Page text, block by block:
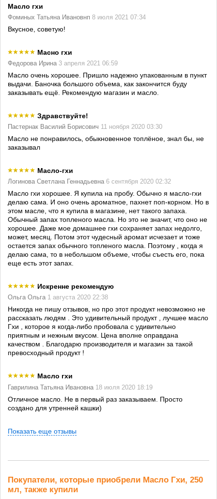
Масло гхи
Фоминых Татьяна Ивановнп 8 июля 2021 07:34
Вкусное, советую!
Масно гхи
Федорова Ирина 3 апреля 2021 06:59
Масло очень хорошее. Пришло надежно упакованным в пункт
выдачи. Баночка большого объема, как закончится буду
заказывать ещё. Рекомендую магазин и масло.
Здравствуйте!
Пастернак Василий Борисович 11 ноября 2020 03:30
Масло не понравилось, обыкновенное топлёное, знал бы, не
заказывал
Масло-гхи
Логинова Светлана Геннадьевна 6 сентября 2020 02:32
Масло гхи хорошее. Я купила на пробу. Обычно я масло-гхи
делаю сама. И оно очень ароматное, пахнет поп-корном. Но в
этом масле, что я купила в магазине, нет такого запаха.
Обычный запах топленого масла. Но это не значит, что оно не
хорошее. Даже мое домашнее гхи сохраняет запах недолго,
может, месяц. Потом этот чудесный аромат исчезает и тоже
остается запах обычного топленого масла. Поэтому , когда я
делаю сама, то в небольшом объеме, чтобы съесть его, пока
еще есть этот запах.
Искренне рекомендую
Ольга Ольга 1 августа 2020 22:38
Никогда не пишу отзывов, но про этот продукт невозможно не
рассказать людям . Это удивительный продукт , лучшее масло
Гхи , которое я когда-либо пробовала с удивительно
приятным и нежным вкусом. Цена вполне оправдана
качеством . Благодарю производителя и магазин за такой
превосходный продукт !
Масло гхи
Гаврилина Татьяна Ивановна 18 июля 2020 18:19
Отличное масло. Не в первый раз заказываем. Просто
создано для утренней кашки)
Показать еще отзывы
Покупатели, которые приобрели Масло Гхи, 250
мл, также купили